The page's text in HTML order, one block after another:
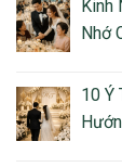
Kinh
Nhớ
10 Ý